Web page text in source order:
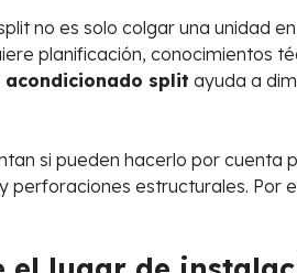
no es solo colgar una unidad
planificación, conocimientos
acondicionado split ayuda a
si pueden hacerlo por cuenta
estructurales. Por